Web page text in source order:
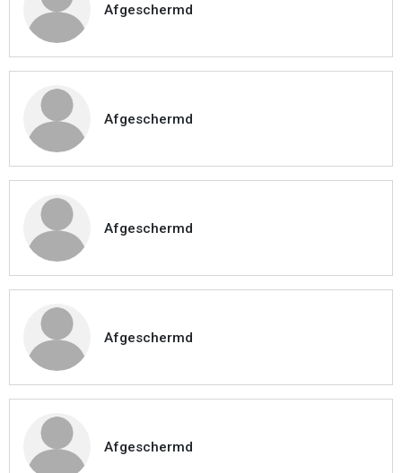
Afgeschermd
Afgeschermd
Afgeschermd
Afgeschermd
Afgeschermd